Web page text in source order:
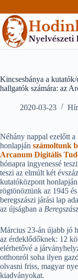
to
content
Kincsesbánya a
hallgatók számára: az
2020-03-23
Néhány nappal ezelőtt
honlapján számoltunk
Arcanum Digitális
hónapra ingyenessé
teszi az elmúlt két
kutatóközpont
rögtönöztünk az 1945
beregszászi járási lap
az újságban a
Március 23-án újabb jó
az érdeklődőknek: 12
elérhetővé a
otthonról soha ilyen
olvasni friss, magyar
kiadványokat.